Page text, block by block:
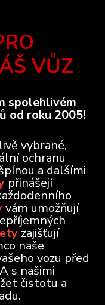
VŮZ
spolehlivém
od roku 2005!
vybrané,
ochranu
a dalšími
přinášejí
vám umožňují
zajišťují
naše
vozu před
s našimi
čistotu a